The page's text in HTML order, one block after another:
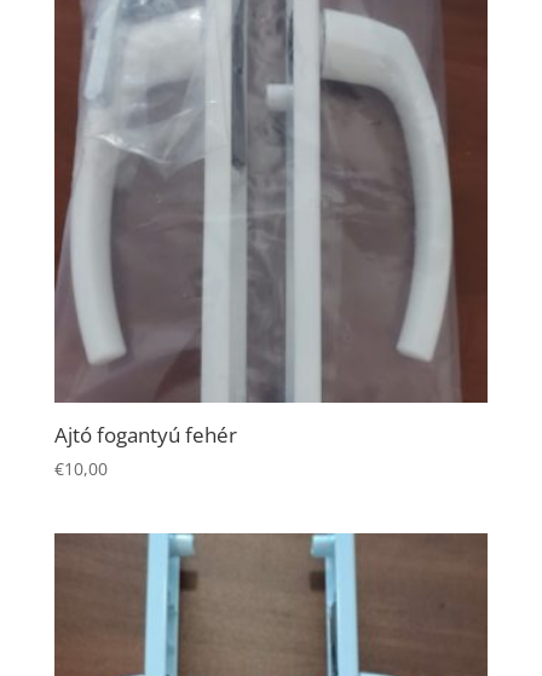
Ajtó fogantyú fehér
€10,00
not
optional.
They are
needed for
the website